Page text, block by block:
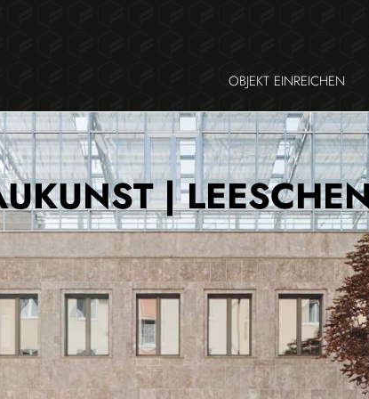
OBJEKT EINREICHEN